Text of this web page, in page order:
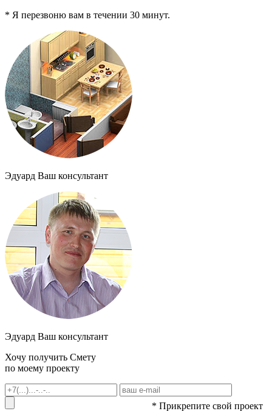
* Я перезвоню вам в течении 30 минут.
Эдуард Ваш консультант
Эдуард Ваш консультант
Хочу получить Смету
по моему проекту
* Прикрепите свой проект